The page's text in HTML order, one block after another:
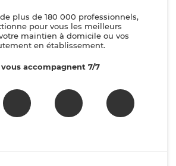
plus de 180 000 professionnels,
pour vous les meilleurs
maintien à domicile ou vos
en établissement.
accompagnent 7/7